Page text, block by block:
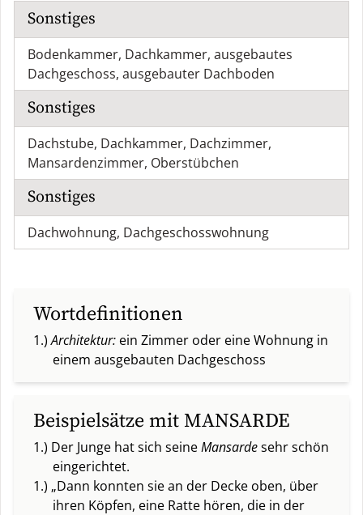
Sonstiges
Bodenkammer, Dachkammer, ausgebautes
Dachgeschoss, ausgebauter Dachboden
Sonstiges
Dachstube, Dachkammer, Dachzimmer,
Mansardenzimmer, Oberstübchen
Sonstiges
Dachwohnung, Dachgeschosswohnung
Wortdefinitionen
1.)Architektur: ein Zimmer oder eine Wohnung in
einem ausgebauten Dachgeschoss
Beispielsätze mit MANSARDE
1.) Der Junge hat sich seineMansardesehr schön
eingerichtet.
1.) „Dann konnten sie an der Decke oben, über
ihren Köpfen, eine Ratte hören, die in der